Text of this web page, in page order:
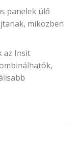
panelek ülő
miközben
az Insit